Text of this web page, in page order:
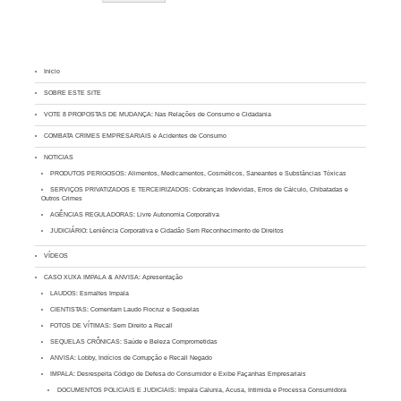
Inicio
SOBRE ESTE SITE
VOTE 8 PROPOSTAS DE MUDANÇA: Nas Relações de Consumo e Cidadania
COMBATA CRIMES EMPRESARIAIS e Acidentes de Consumo
NOTICIAS
PRODUTOS PERIGOSOS: Alimentos, Medicamentos, Cosméticos, Saneantes e Substâncias Tóxicas
SERVIÇOS PRIVATIZADOS E TERCEIRIZADOS: Cobranças Indevidas, Erros de Cálculo, Chibatadas e
Outros Crimes
AGÊNCIAS REGULADORAS: Livre Autonomia Corporativa
JUDICIÁRIO: Leniência Corporativa e Cidadão Sem Reconhecimento de Direitos
VÍDEOS
CASO XUXA IMPALA & ANVISA: Apresentação
LAUDOS: Esmaltes Impala
CIENTISTAS: Comentam Laudo Fiocruz e Sequelas
FOTOS DE VÍTIMAS: Sem Direito a Recall
SEQUELAS CRÔNICAS: Saúde e Beleza Comprometidas
ANVISA: Lobby, Indícios de Corrupção e Recall Negado
IMPALA: Desrespeita Código de Defesa do Consumidor e Exibe Façanhas Empresariais
DOCUMENTOS POLICIAIS E JUDICIAIS: Impala Calunia, Acusa, Intimida e Processa Consumidora